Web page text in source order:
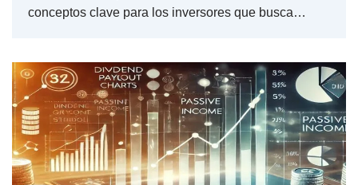
conceptos clave para los inversores que busca…